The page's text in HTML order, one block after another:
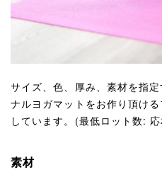
サイズ、色、厚み、素材を指
ナルヨガマットをお作り頂け
しています。(最低ロット数:
素材